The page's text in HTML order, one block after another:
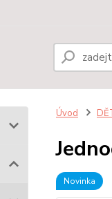
Úvod
Novinka